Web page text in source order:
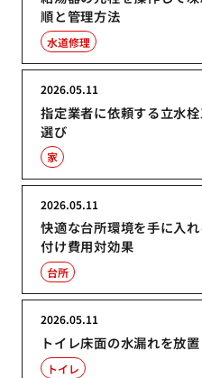
順と管理方法
水道修理
指定業者に依頼する立水
選び
2026.05.11
家
快適な台所環境を手に入
付け費用対効果
2026.05.11
台所
トイレ床面の水漏れを放
2026.05.11
トイレ